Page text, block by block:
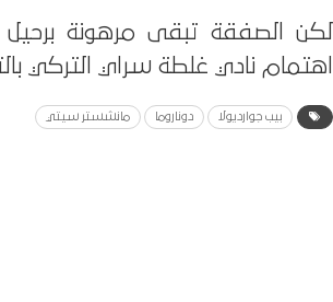
لكن الصفقة تبقى مرهونة
اهتمام نادي غلطة سراي التركي
بيب جوارديولا دوناروما مانشستر سيتي